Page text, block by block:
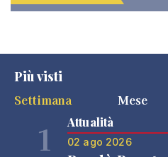
Più visti
Settimana
Mese
1 Attualità
02 ago 2026